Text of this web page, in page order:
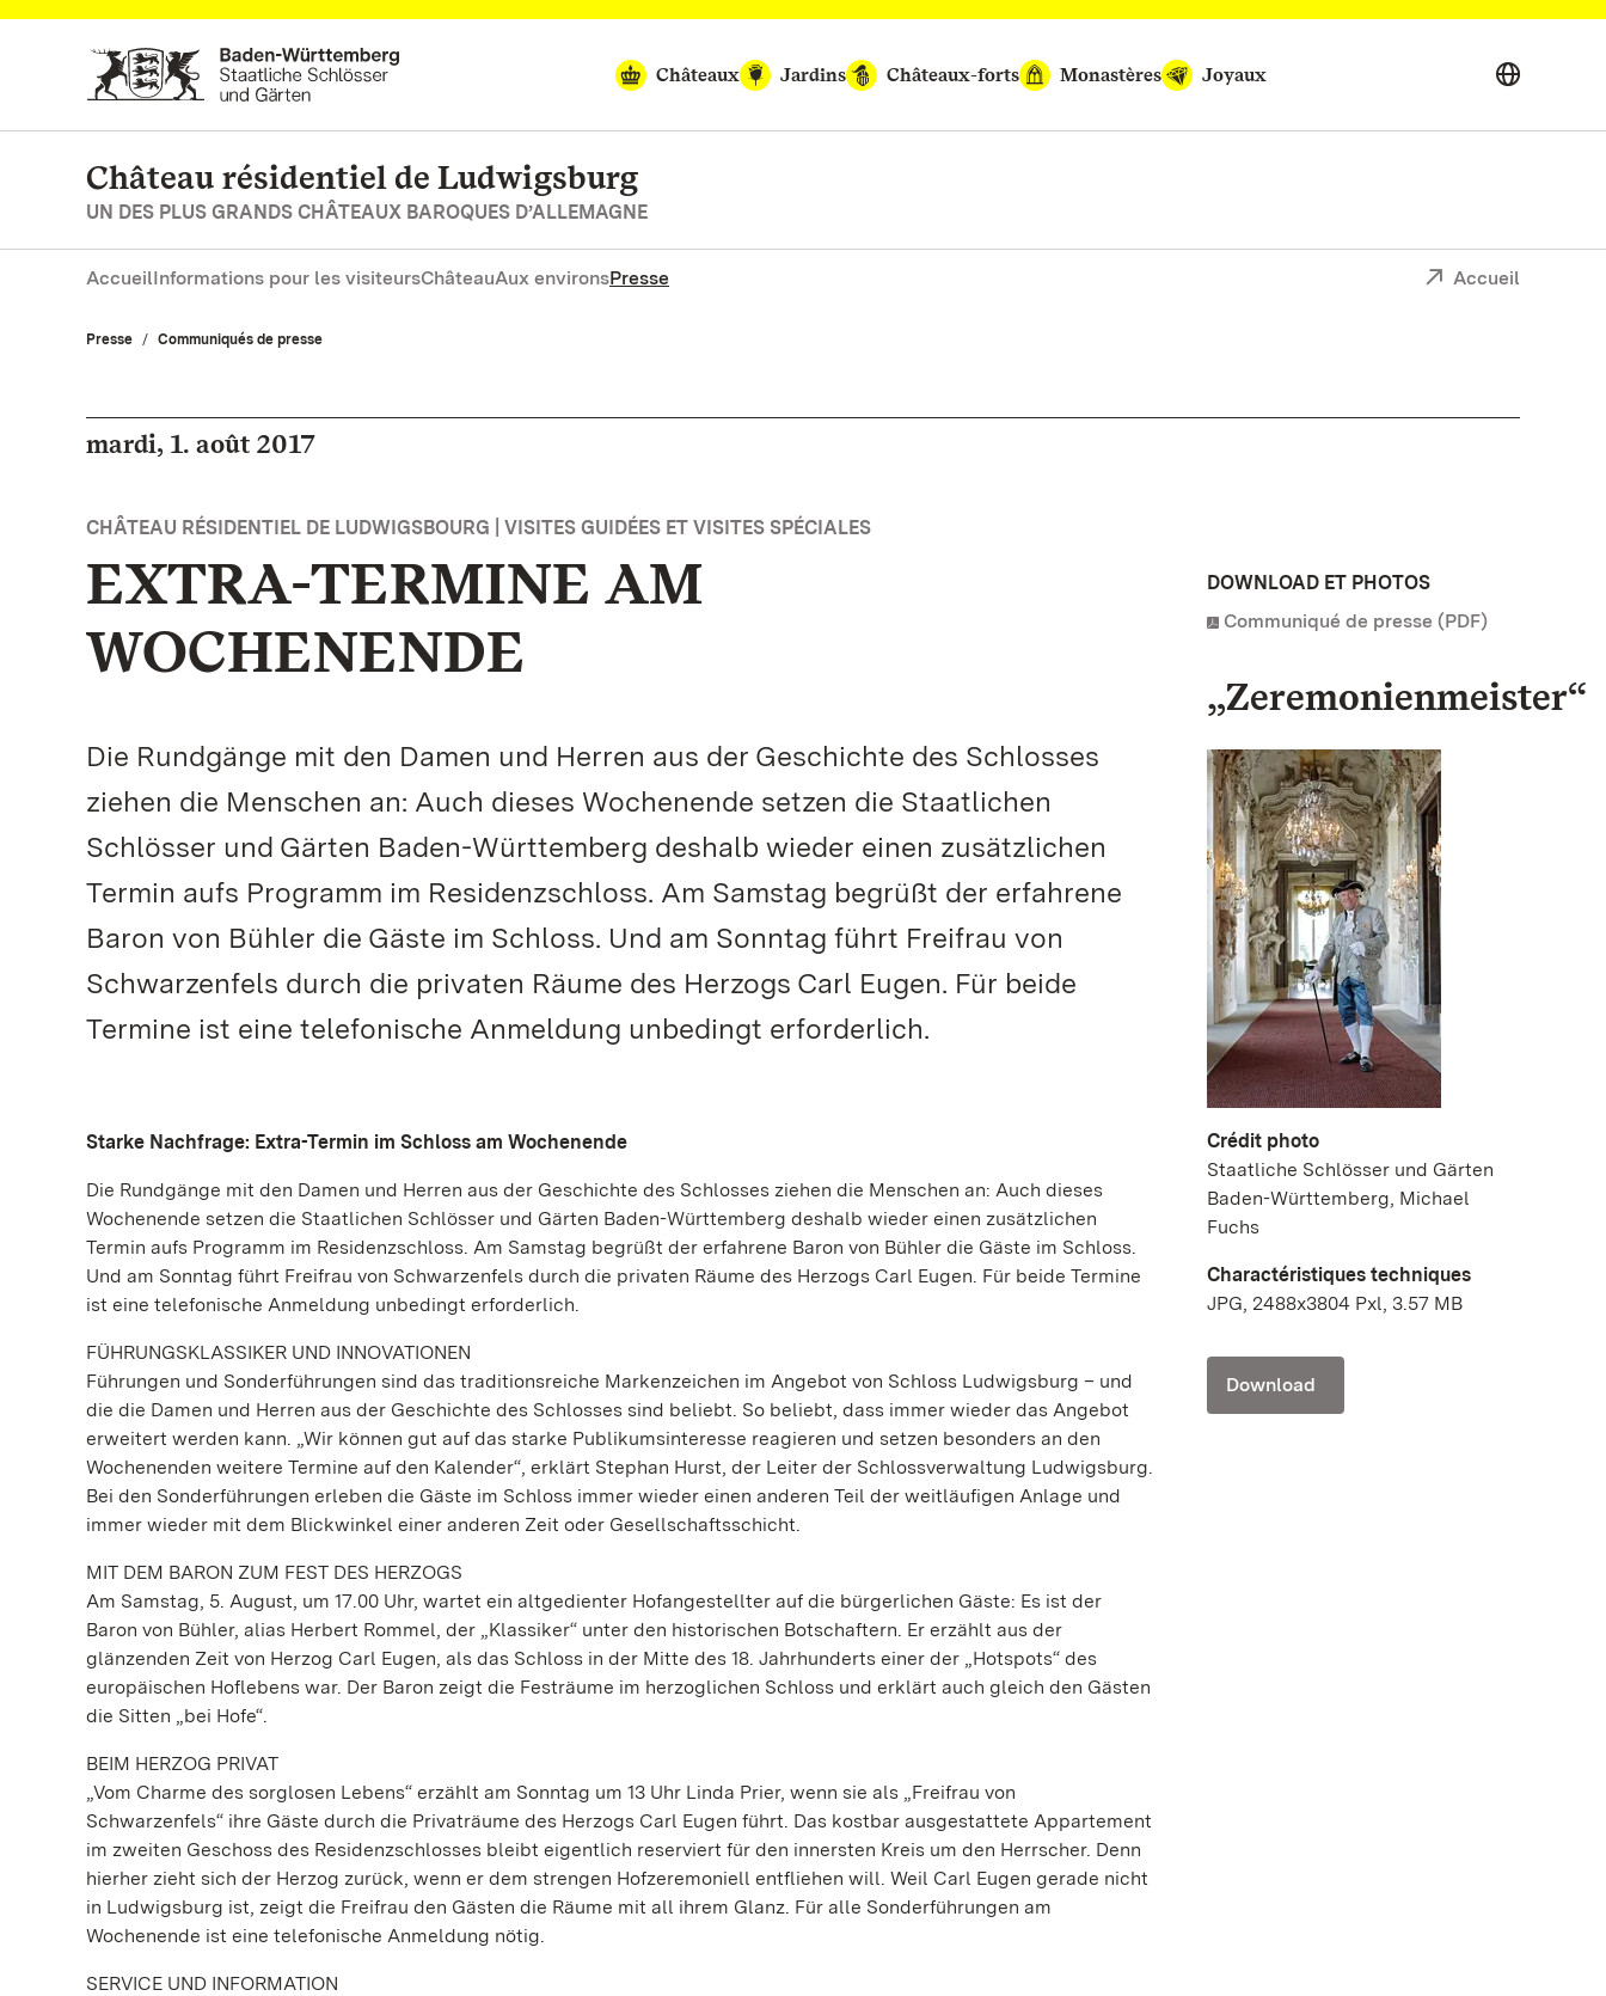
Vers la page d’accueil
Châteaux
Jardins Châteaux-forts Monastères Joyaux
Château résidentiel de Ludwigsburg
UN DES PLUS GRANDS CHÂTEAUX BAROQUES D’ALLEMAGNE
AccueilInformations pour les visiteursChâteauAux environsPresse Accueil
Presse Communiqués de presse
mardi, 1. août 2017
CHÂTEAU RÉSIDENTIEL DE LUDWIGSBOURG | VISITES GUIDÉES ET VISITES SPÉCIALES
EXTRA-TERMINE AM
WOCHENENDE
Die Rundgänge mit den Damen und Herren aus der Geschichte des Schlosses
ziehen die Menschen an: Auch dieses Wochenende setzen die Staatlichen
Schlösser und Gärten Baden-Württemberg deshalb wieder einen zusätzlichen
Termin aufs Programm im Residenzschloss. Am Samstag begrüßt der erfahrene
Baron von Bühler die Gäste im Schloss. Und am Sonntag führt Freifrau von
Schwarzenfels durch die privaten Räume des Herzogs Carl Eugen. Für beide
Termine ist eine telefonische Anmeldung unbedingt erforderlich.
Starke Nachfrage: Extra-Termin im Schloss am Wochenende
Die Rundgänge mit den Damen und Herren aus der Geschichte des Schlosses ziehen die Menschen an: Auch dieses
Wochenende setzen die Staatlichen Schlösser und Gärten Baden-Württemberg deshalb wieder einen zusätzlichen
Termin aufs Programm im Residenzschloss. Am Samstag begrüßt der erfahrene Baron von Bühler die Gäste im Schloss.
Und am Sonntag führt Freifrau von Schwarzenfels durch die privaten Räume des Herzogs Carl Eugen. Für beide Termine
ist eine telefonische Anmeldung unbedingt erforderlich.
FÜHRUNGSKLASSIKER UND INNOVATIONEN
Führungen und Sonderführungen sind das traditionsreiche Markenzeichen im Angebot von Schloss Ludwigsburg – und
die die Damen und Herren aus der Geschichte des Schlosses sind beliebt. So beliebt, dass immer wieder das Angebot
erweitert werden kann. „Wir können gut auf das starke Publikumsinteresse reagieren und setzen besonders an den
Wochenenden weitere Termine auf den Kalender“, erklärt Stephan Hurst, der Leiter der Schlossverwaltung Ludwigsburg.
Bei den Sonderführungen erleben die Gäste im Schloss immer wieder einen anderen Teil der weitläufigen Anlage und
immer wieder mit dem Blickwinkel einer anderen Zeit oder Gesellschaftsschicht.
MIT DEM BARON ZUM FEST DES HERZOGS
Am Samstag, 5. August, um 17.00 Uhr, wartet ein altgedienter Hofangestellter auf die bürgerlichen Gäste: Es ist der
Baron von Bühler, alias Herbert Rommel, der „Klassiker“ unter den historischen Botschaftern. Er erzählt aus der
glänzenden Zeit von Herzog Carl Eugen, als das Schloss in der Mitte des 18. Jahrhunderts einer der „Hotspots“ des
europäischen Hoflebens war. Der Baron zeigt die Festräume im herzoglichen Schloss und erklärt auch gleich den Gästen
die Sitten „bei Hofe“.
BEIM HERZOG PRIVAT
„Vom Charme des sorglosen Lebens“ erzählt am Sonntag um 13 Uhr Linda Prier, wenn sie als „Freifrau von
Schwarzenfels“ ihre Gäste durch die Privaträume des Herzogs Carl Eugen führt. Das kostbar ausgestattete Appartement
im zweiten Geschoss des Residenzschlosses bleibt eigentlich reserviert für den innersten Kreis um den Herrscher. Denn
hierher zieht sich der Herzog zurück, wenn er dem strengen Hofzeremoniell entfliehen will. Weil Carl Eugen gerade nicht
in Ludwigsburg ist, zeigt die Freifrau den Gästen die Räume mit all ihrem Glanz. Für alle Sonderführungen am
Wochenende ist eine telefonische Anmeldung nötig.
SERVICE UND INFORMATION
DOWNLOAD ET PHOTOS
Communiqué de presse (PDF)
„Zeremonienmeister“
Crédit photo
Staatliche Schlösser und Gärten
Baden-Württemberg, Michael
Fuchs
Charactéristiques techniques
JPG, 2488x3804 Pxl, 3.57 MB
Download